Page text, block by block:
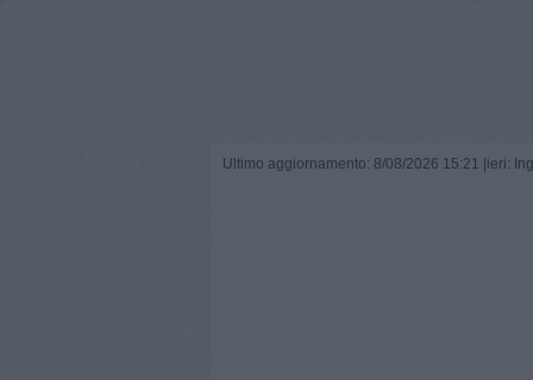
Ultimo aggiornamento: 8/08/2026 15:21 | ieri: